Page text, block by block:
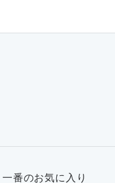
一番のお気に入り